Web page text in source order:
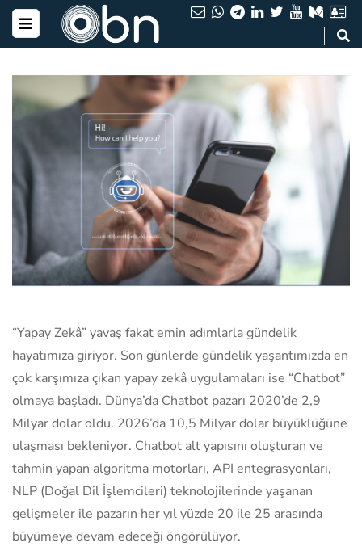
“Yapay Zekâ” yavaş fakat emin adımlarla gündelik
hayatımıza giriyor. Son günlerde gündelik yaşantımızda en
çok karşımıza çıkan yapay zekâ uygulamaları ise “Chatbot”
olmaya başladı. Dünya’da Chatbot pazarı 2020’de 2,9
Milyar dolar oldu. 2026’da 10,5 Milyar dolar büyüklüğüne
ulaşması bekleniyor. Chatbot alt yapısını oluşturan ve
tahmin yapan algoritma motorları, API entegrasyonları,
NLP (Doğal Dil İşlemcileri) teknolojilerinde yaşanan
gelişmeler ile pazarın her yıl yüzde 20 ile 25 arasında
büyümeye devam edeceği öngörülüyor.